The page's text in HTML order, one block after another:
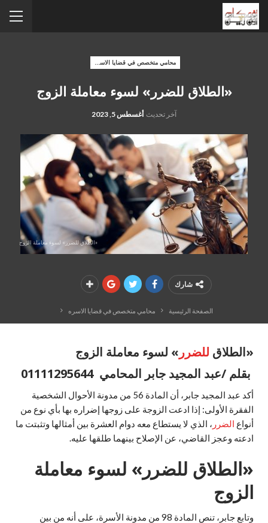
محامي متخصص في قضايا الاسره
«الطلاق للضرر» لسوء معاملة الزوج
آخر تحديث أغسطس 5, 2023
«الطلاق للضرر» لسوء معاملة الزوج
شارك
الصفحة الرئيسية محامي متخصص في قضايا الاسره
«الطلاق للضرر » لسوء معاملة الزوج
بقلم /عبد المجيد جابر المحامي 01111295644
أكد عبد المجيد جابر، أن المادة 56 من مدونة الأحوال الشخصية
الفقرة الأولى: إذا ادعت الزوجة على زوجها إضراره بها بأي نوع من
أنواع الضرر ، الذي لا يستطاع معه دوام العشرة بين أمثالها وتثبتت ما
ادعته وعجز القاضي، عن الإصلاح بينهما طلقها عليه.
«الطلاق للضرر» لسوء معاملة
الزوج
وتابع جابر، تنص المادة 98 من مدونة الأسرة، على أنه من بين